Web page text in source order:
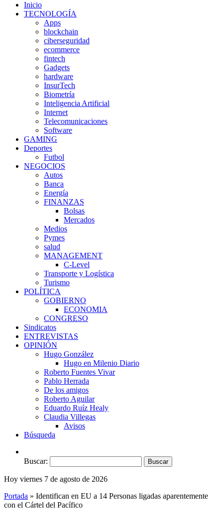
Inicio
TECNOLOGÍA
Apps
blockchain
ciberseguridad
ecommerce
fintech
Gadgets
hardware
InsurTech
Biometría
Inteligencia Artificial
Internet
Telecomunicaciones
Software
GAMING
Deportes
Futbol
NEGOCIOS
Autos
Banca
Energía
FINANZAS
Bolsas
Mercados
Medios
Pymes
salud
MANAGEMENT
C-Level
Transporte y Logística
Turismo
POLÍTICA
GOBIERNO
ECONOMIA
CONGRESO
Sindicatos
ENTREVISTAS
OPINIÓN
Hugo González
Hugo en Milenio Diario
Roberto Fuentes Vivar
Pablo Herrada
De los amigos
Roberto Aguilar
Eduardo Ruíz Healy
Claudia Villegas
Avisos
Búsqueda
Buscar:
Hoy viernes 7 de agosto de 2026
Portada » Identifican en EU a 14 Personas ligadas aparentemente
con el Cártel del Pacífico